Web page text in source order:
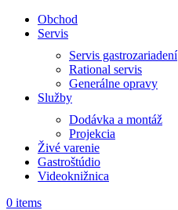
Obchod
Servis
Servis gastrozariadení
Rational servis
Generálne opravy
Služby
Dodávka a montáž
Projekcia
Živé varenie
Gastroštúdio
Videoknižnica
0 items